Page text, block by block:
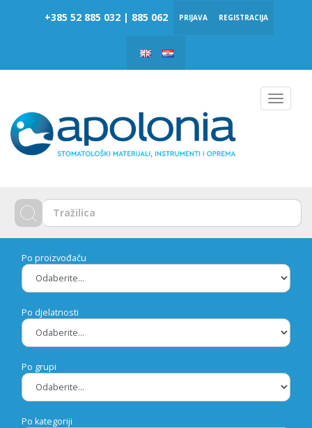
‎‎+385 52 885 032 | 885 062 PRIJAVA REGISTRACIJA
Toggle
Po proizvođaču
Po djelatnosti
Po grupi
Po kategoriji